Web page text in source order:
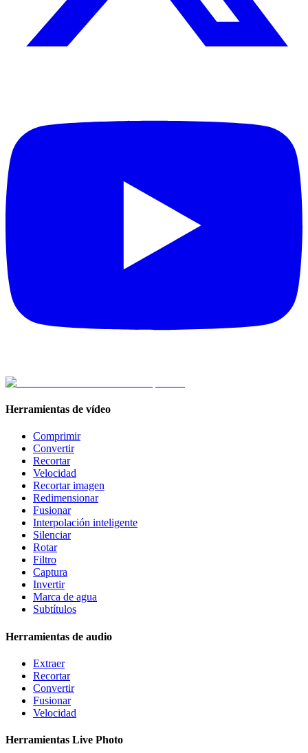
Herramientas de vídeo
Comprimir
Convertir
Recortar
Velocidad
Recortar imagen
Redimensionar
Fusionar
Interpolación inteligente
Silenciar
Rotar
Filtro
Captura
Invertir
Marca de agua
Subtítulos
Herramientas de audio
Extraer
Recortar
Convertir
Fusionar
Velocidad
Herramientas Live Photo